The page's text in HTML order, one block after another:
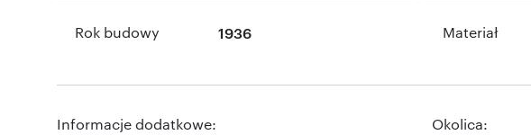
Rok budowy 1936 Materiał
Informacje dodatkowe: Okolica: